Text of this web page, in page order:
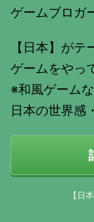
ゲームブロガ
【日本】がテ
ゲームをやっ
※和風ゲーム
日本の世界感
【日